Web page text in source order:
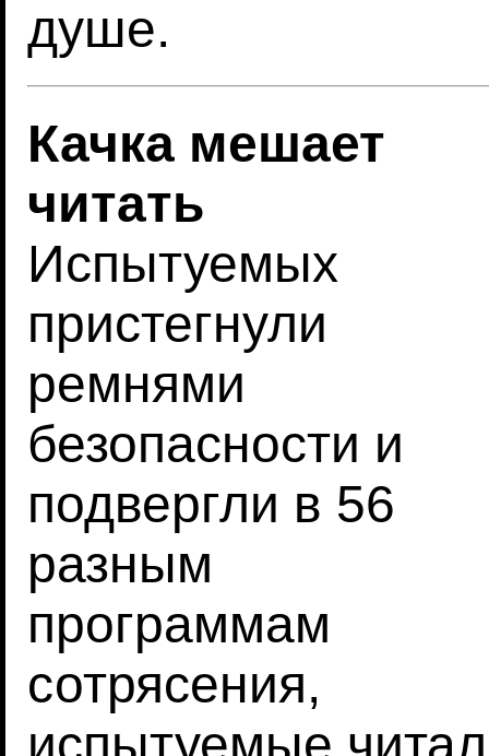
душе.
Качка мешает
читать
Испытуемых
пристегнули
ремнями
безопасности и
подвергли в 56
разным
программам
сотрясения,